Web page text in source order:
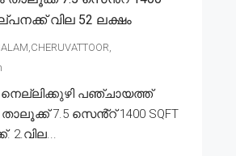
വില 52 ലക്ഷം
നെല്ലിക്കുഴി പഞ്ചായത്ത്
7.5 സെൻ്റ് 1400 SQFT
2.വില...